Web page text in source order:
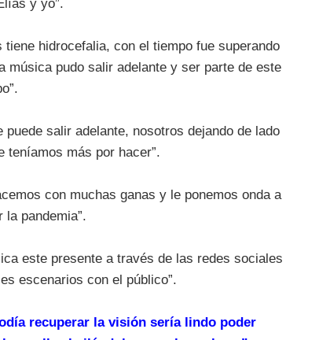
y yo”.
hidrocefalia, con el tiempo fue superando
música pudo salir adelante y ser parte de este
salir adelante, nosotros dejando de lado
teníamos más por hacer”.
con muchas ganas y le ponemos onda a
la pandemia”.
este presente a través de las redes sociales
escenarios con el público”.
recuperar la visión sería lindo poder